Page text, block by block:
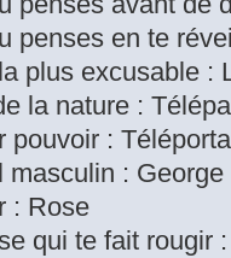
penses en te
plus excusable :
la nature :
pouvoir :
:
: Rose
qui te fait rougir